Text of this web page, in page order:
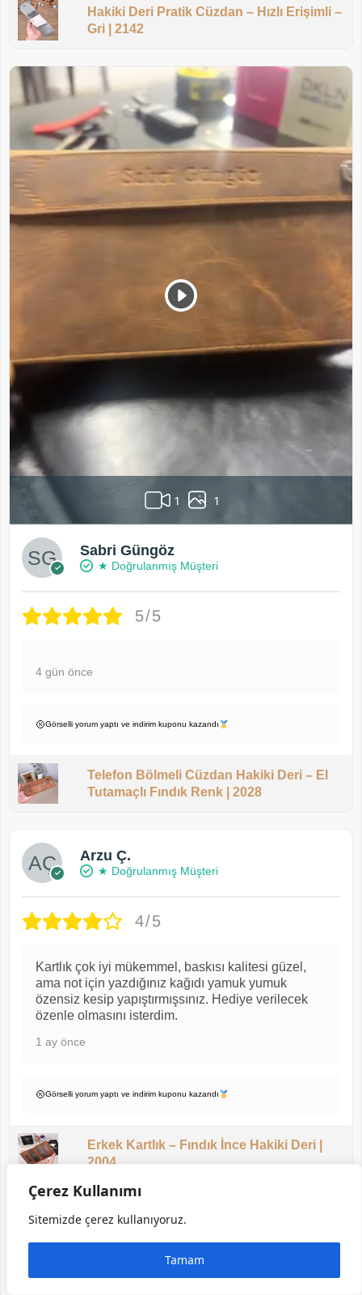
Çerez Kullanımı
Sitemizde çerez kullanıyoruz.
Tamam
Hakiki Deri Pratik Cüzdan – Hızlı Erişimli –
Gri | 2142
1 1
Sabri Güngöz
★ Doğrulanmış Müşteri
5/5
4 gün önce
Görselli yorum yaptı ve indirim kuponu kazandı
Telefon Bölmeli Cüzdan Hakiki Deri – El
Tutamaçlı Fındık Renk | 2028
Arzu Ç.
★ Doğrulanmış Müşteri
4/5
Kartlık çok iyi mükemmel, baskısı kalitesi güzel,
ama not için yazdığınız kağıdı yamuk yumuk
özensiz kesip yapıştırmışsınız. Hediye verilecek
özenle olmasını isterdim.
1 ay önce
Görselli yorum yaptı ve indirim kuponu kazandı
Erkek Kartlık – Fındık İnce Hakiki Deri |
2004
EMRE Ö.
★ Doğrulanmış Müşteri